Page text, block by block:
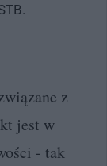
z
jest w
- tak